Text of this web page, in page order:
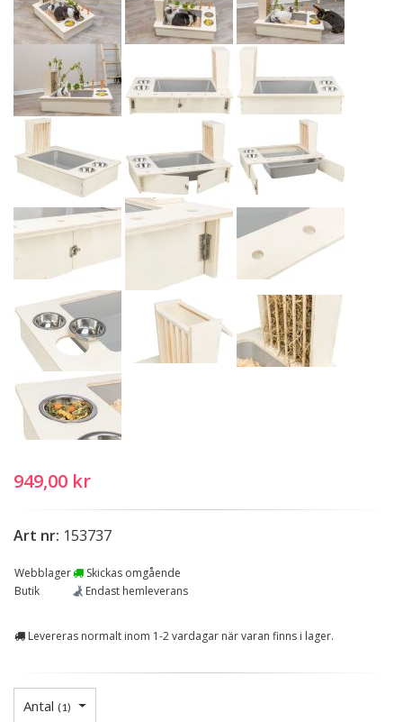
949,00 kr
Art nr: 153737
Webblager
Skickas omgående
Butik
Endast hemleverans
Levereras normalt inom 1-2 vardagar när varan finns i lager.
Antal (1)